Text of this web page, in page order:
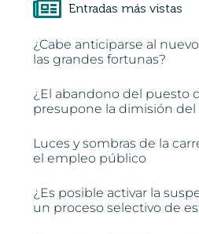
Entradas más vistas
¿Cabe anticiparse al
las grandes fortunas?
¿El abandono del puesto
presupone la dimisión del
Luces y sombras de la
el empleo público
¿Es posible activar la
un proceso selectivo de